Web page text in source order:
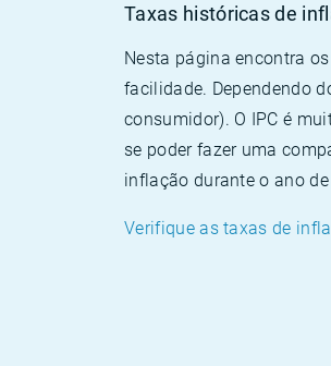
Taxas históricas de
Nesta página encontra
facilidade. Dependendo
consumidor). O IPC é
se poder fazer uma
inflação durante o ano
Verifique as taxas de